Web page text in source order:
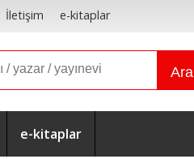
İletişim e-kitaplar
Ara
e-kitaplar